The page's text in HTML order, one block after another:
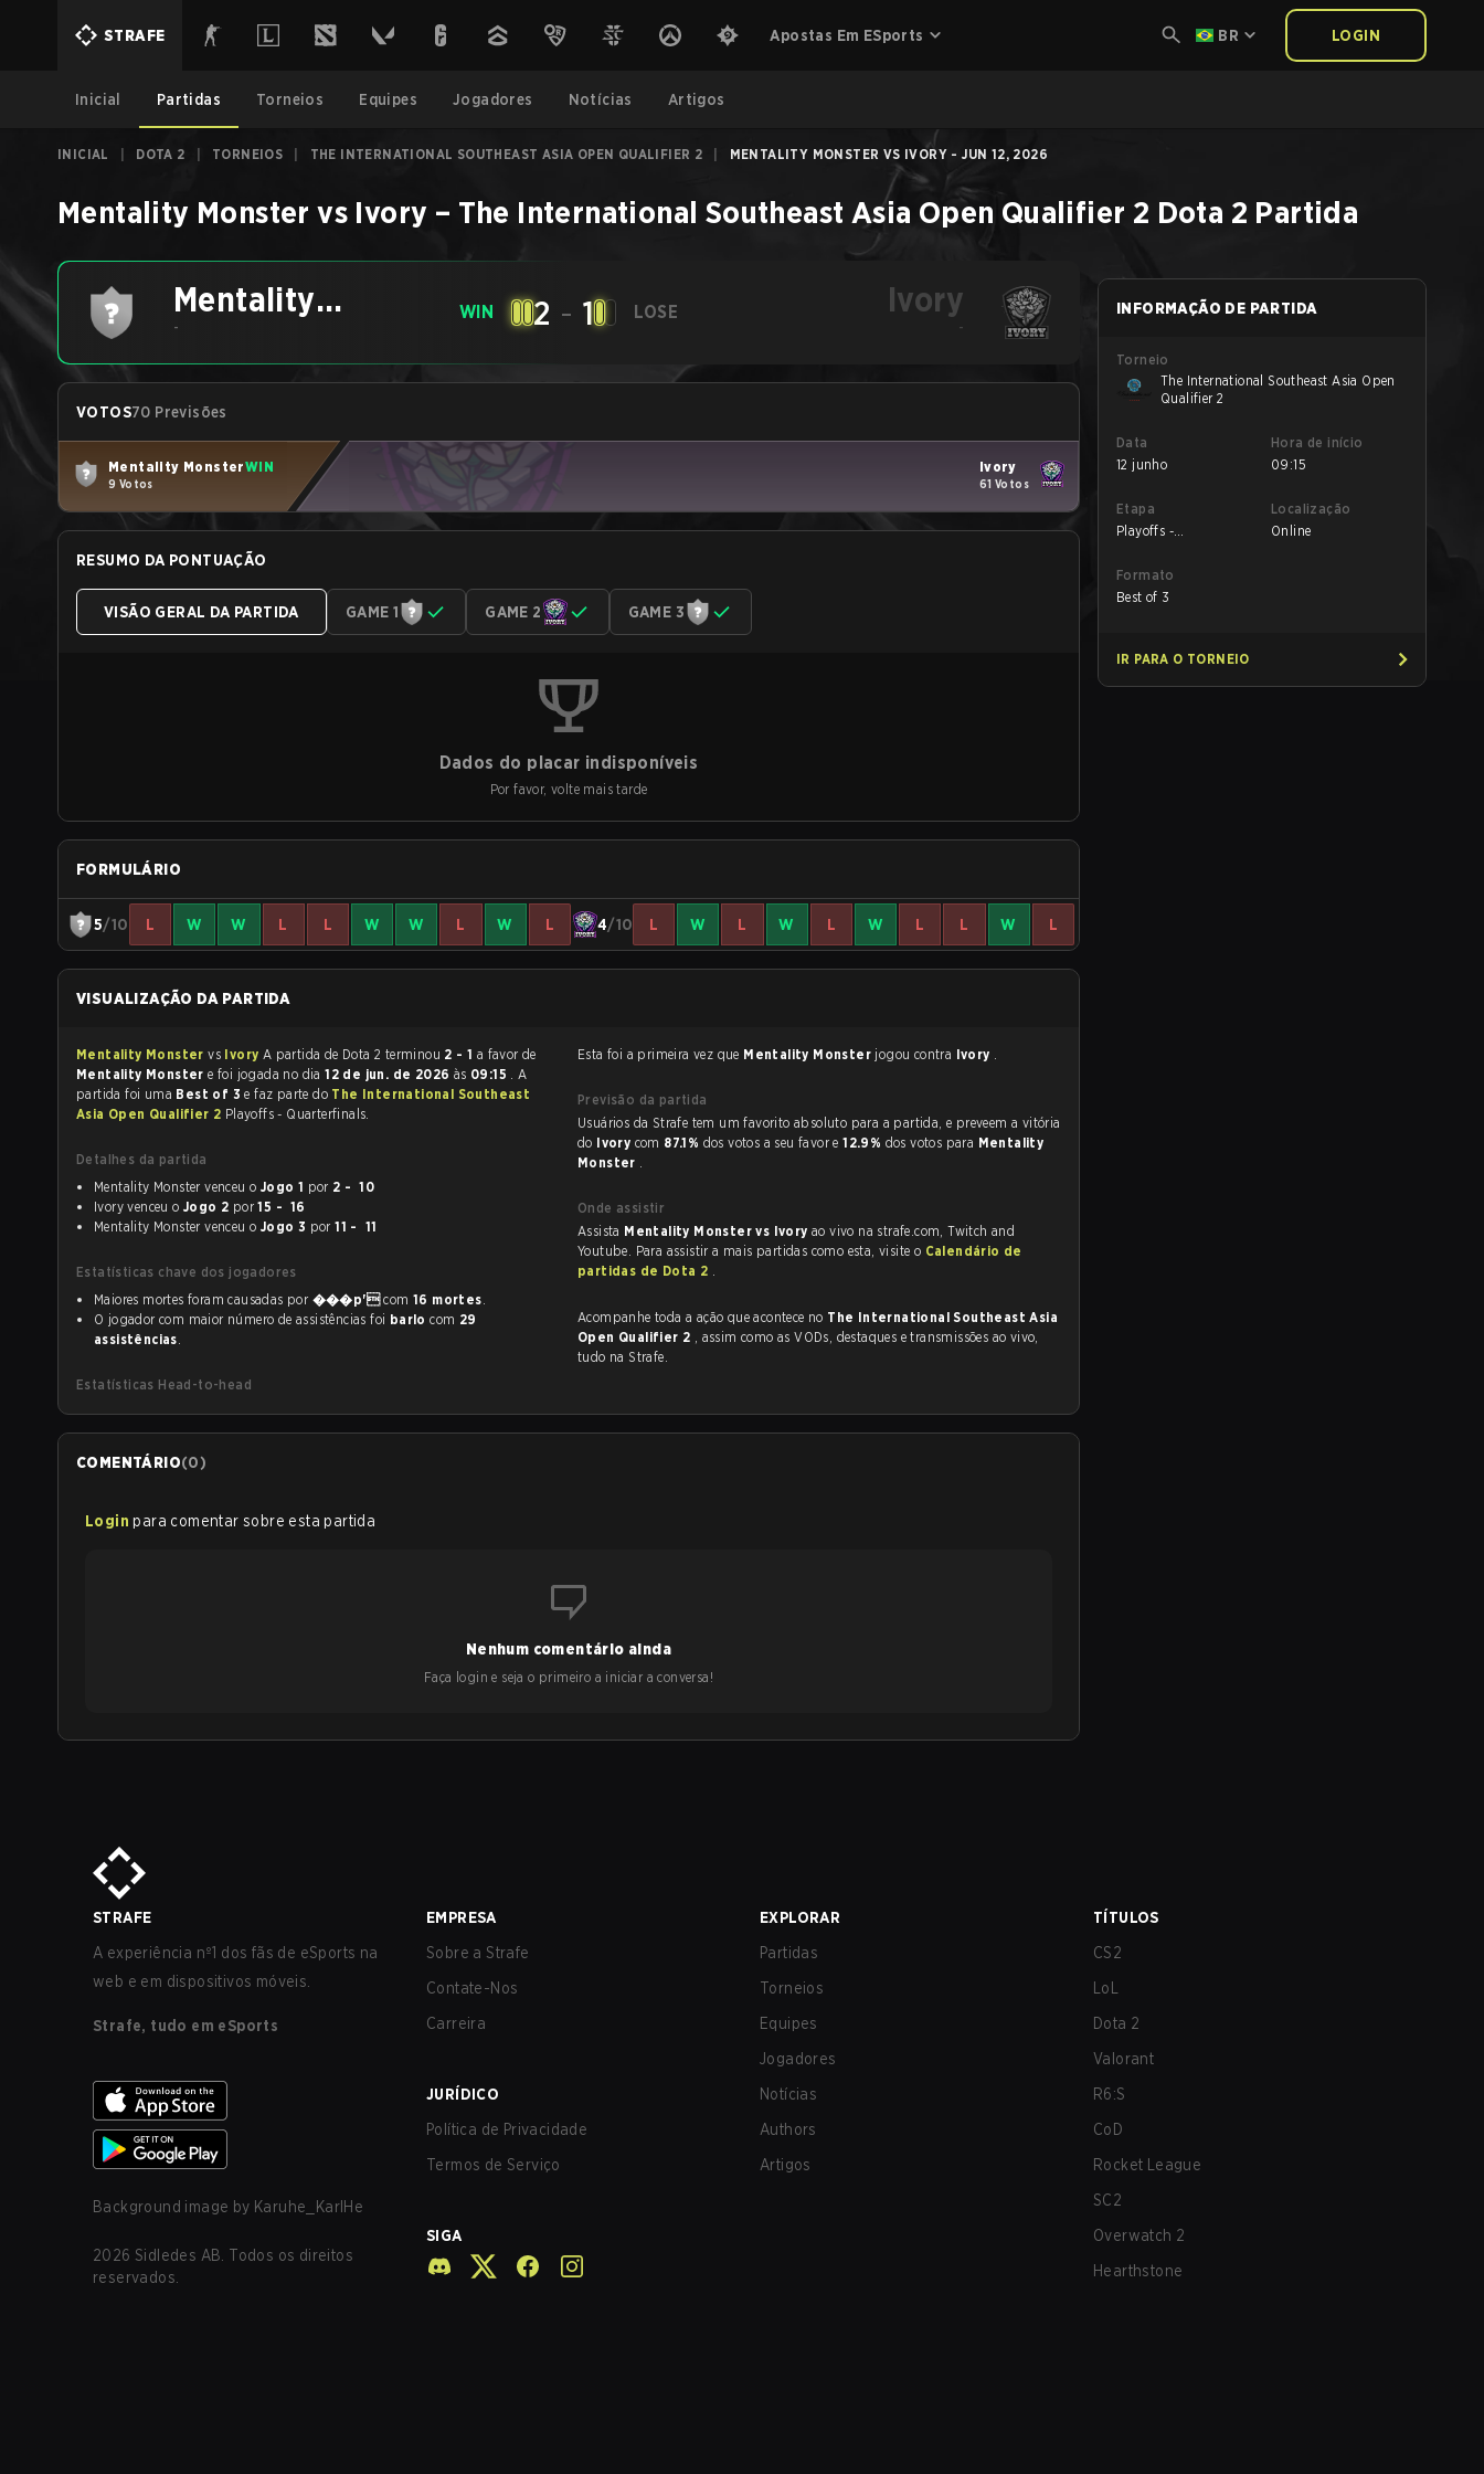
STRAFE Apostas Em ESports BR LOGIN
Inicial Partidas Torneios Equipes Jogadores Notícias Artigos
INICIAL DOTA 2 TORNEIOS THE INTERNATIONAL SOUTHEAST ASIA OPEN QUALIFIER 2 MENTALITY MONSTER VS IVORY - JUN 12, 2026
Mentality Monster vs Ivory – The International Southeast Asia Open Qualifier 2 Dota 2 Partida
Mentality
Monster
-
WIN 2 - 1 LOSE Ivory
-
VOTOS70 Previsões
Mentality MonsterWIN
9 Votos
Ivory
61 Votos
RESUMO DA PONTUAÇÃO
VISÃO GERAL DA PARTIDA GAME 1 GAME 2 GAME 3
Dados do placar indisponíveis
Por favor, volte mais tarde
FORMULÁRIO
5/10 L W W L L W W L W L 4/10 L W L W L W L L W L
VISUALIZAÇÃO DA PARTIDA
Mentality Monstervs Ivory A partida de Dota 2 terminou 2 - 1 a favor de
Mentality Monster
e foi jogada no dia12 de jun. de 2026 às 09:15 . A
partida foi uma Best of 3e faz parte do The International Southeast
Asia Open Qualifier 2 Playoffs - Quarterfinals.
Detalhes da partida
Mentality Monster venceu o Jogo 1 por
2 - 10
Ivory venceu o Jogo 2 por
15 - 16
Mentality Monster venceu o Jogo 3 por 11 - 11
Estatísticas chave dos jogadores
Maiores mortes foram causadas por ���p'com 16 mortes.
O jogador com maior número de assistências foi barlo com 29
assistências.
Estatísticas Head-to-head
Esta foi a primeira vez que Mentality Monster jogou contra Ivory .
Previsão da partida
Usuários da Strafe tem um favorito absoluto para a partida, e preveem a vitória
do Ivory com 87.1% dos votos a seu favor e12.9% dos votos para Mentality
Monster .
Onde assistir
Assista Mentality Monster vs Ivory ao vivo na strafe.com, Twitch and
Youtube. Para assistir a mais partidas como esta, visite o Calendário de
partidas de Dota 2 .
Acompanhe toda a ação que acontece no The International Southeast Asia
Open Qualifier 2 , assim como as VODs, destaques e transmissões ao vivo,
tudo na Strafe.
COMENTÁRIO(0)
Login para comentar sobre esta partida
Nenhum comentário ainda
Faça login e seja o primeiro a iniciar a conversa!
INFORMAÇÃO DE PARTIDA
Torneio
The International Southeast Asia Open
Qualifier 2
Data
12 junho
Hora de início
09:15
Etapa
Playoffs -
Localização
Online
Formato
Best of 3
IR PARA O TORNEIO
STRAFE
A experiência nº1 dos fãs de eSports na
web e em dispositivos móveis.
Strafe, tudo em eSports
Background image by Karuhe_KarlHe
2026 Sidledes AB. Todos os direitos
reservados.
EMPRESA
Sobre a Strafe
Contate-Nos
Carreira
JURÍDICO
Política de Privacidade
Termos de Serviço
SIGA
EXPLORAR
Partidas
Torneios
Equipes
Jogadores
Notícias
Authors
Artigos
TÍTULOS
CS2
LoL
Dota 2
Valorant
R6:S
CoD
Rocket League
SC2
Overwatch 2
Hearthstone